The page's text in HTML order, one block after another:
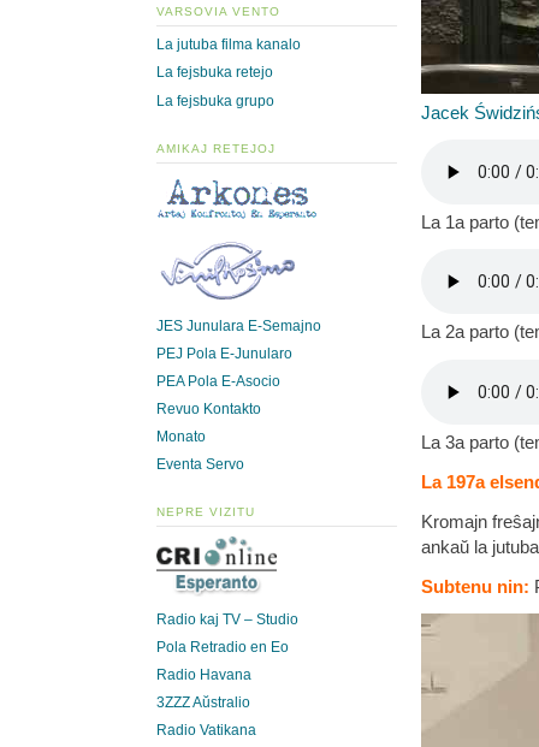
Jacek
La 1a parto
La 2a parto
La 3a parto
La 197a
Kromajn
ankaŭ la
Subtenu nin:
VARSOVIA VENTO
La jutuba filma kanalo
La fejsbuka retejo
La fejsbuka grupo
AMIKAJ RETEJOJ
JES Junulara E-Semajno
PEJ Pola E-Junularo
PEA Pola E-Asocio
Revuo Kontakto
Monato
Eventa Servo
NEPRE VIZITU
Radio kaj TV – Studio
Pola Retradio en Eo
Radio Havana
3ZZZ Aŭstralio
Radio Vatikana